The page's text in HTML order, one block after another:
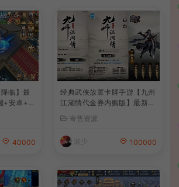
临】最
+安卓+C
建教程
40000
经典武侠放置卡牌手游【九州
江湖情代金券内购版】最新整
理单机一键即玩镜像端+Linu
x手工服务端+安卓苹果双端+
CDK授权后台+详细搭建教程
寄售资源
波少 100000